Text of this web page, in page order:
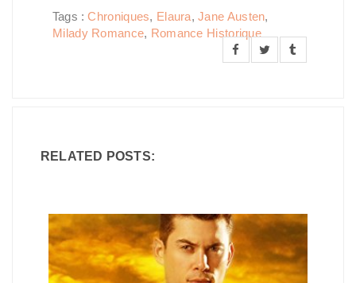
Tags :Chroniques, Elaura,Jane Austen,
Milady Romance, Romance Historique
RELATED POSTS: